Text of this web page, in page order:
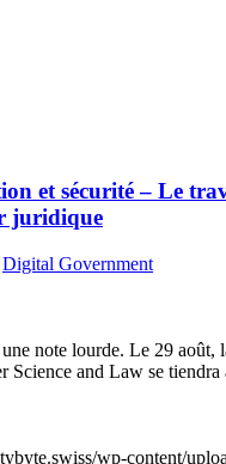
et sécurité – Le
juridique
Digital Government
note lourde. Le 29 août,
Science and Law se
wp-content/